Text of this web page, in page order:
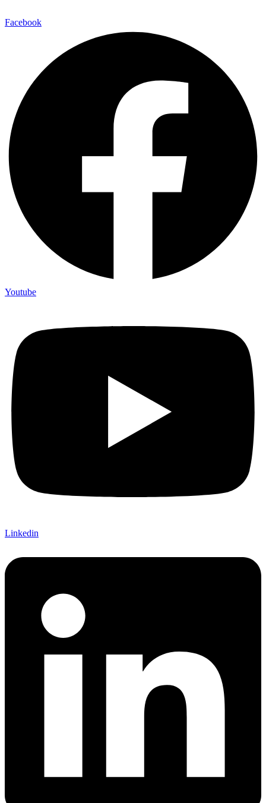
Facebook
Youtube
Linkedin